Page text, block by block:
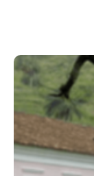
Serra: